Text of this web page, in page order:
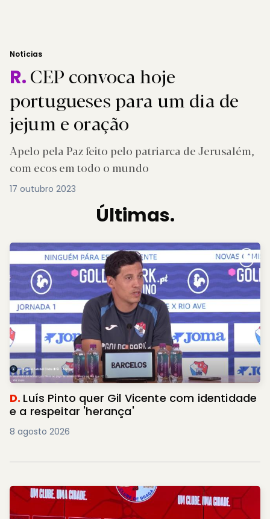
Notícias
R.CEP convoca hoje
portugueses para um dia de
jejum e oração
Apelo pela Paz feito pelo patriarca de Jerusalém,
com ecos em todo o mundo
17 outubro 2023
Últimas.
D. Luís Pinto quer Gil Vicente com identidade
e a respeitar 'herança'
8 agosto 2026